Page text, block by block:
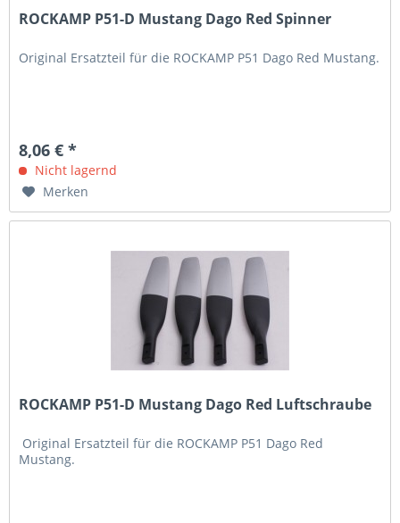
ROCKAMP P51-D Mustang Dago Red Spinner
Original Ersatzteil für die ROCKAMP P51 Dago Red Mustang.
8,06 € *
Nicht lagernd
Merken
ROCKAMP P51-D Mustang Dago Red Luftschraube
Original Ersatzteil für die ROCKAMP P51 Dago Red
Mustang.